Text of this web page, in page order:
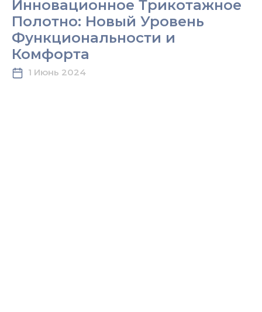
Zelal Tekstil Триумфально
Выступила на
2024, Привлекая
Международное Внимание.
31 Май 2024